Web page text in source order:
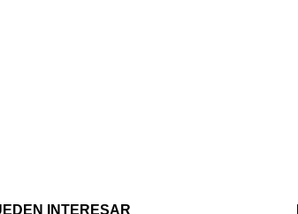
INTERESAR